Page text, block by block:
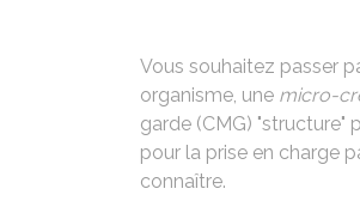
Vous souhaitez passer
organisme, une micro-
garde (CMG) "structure"
pour la prise en charge
connaître.